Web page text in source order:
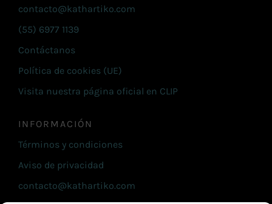
contacto@kathartiko.com
(55) 6977 1139
Contáctanos
Política de cookies (UE)
Visita nuestra página oficial en CLIP
INFORMACIÓN
Términos y condiciones
Aviso de privacidad
contacto@kathartiko.com